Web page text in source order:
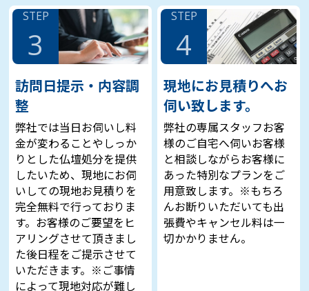
STEP
3
訪問日提示・内容調
整
弊社では当日お伺いし料
金が変わることやしっか
りとした仏壇処分を提供
したいため、現地にお伺
いしての現地お見積りを
完全無料で行っておりま
す。お客様のご要望をヒ
アリングさせて頂きまし
た後日程をご提示させて
いただきます。※ご事情
によって現地対応が難し
STEP
4
現地にお見積りへお
伺い致します。
弊社の専属スタッフお客
様のご自宅へ伺いお客様
と相談しながらお客様に
あった特別なプランをご
用意致します。※もちろ
んお断りいただいても出
張費やキャンセル料は一
切かかりません。